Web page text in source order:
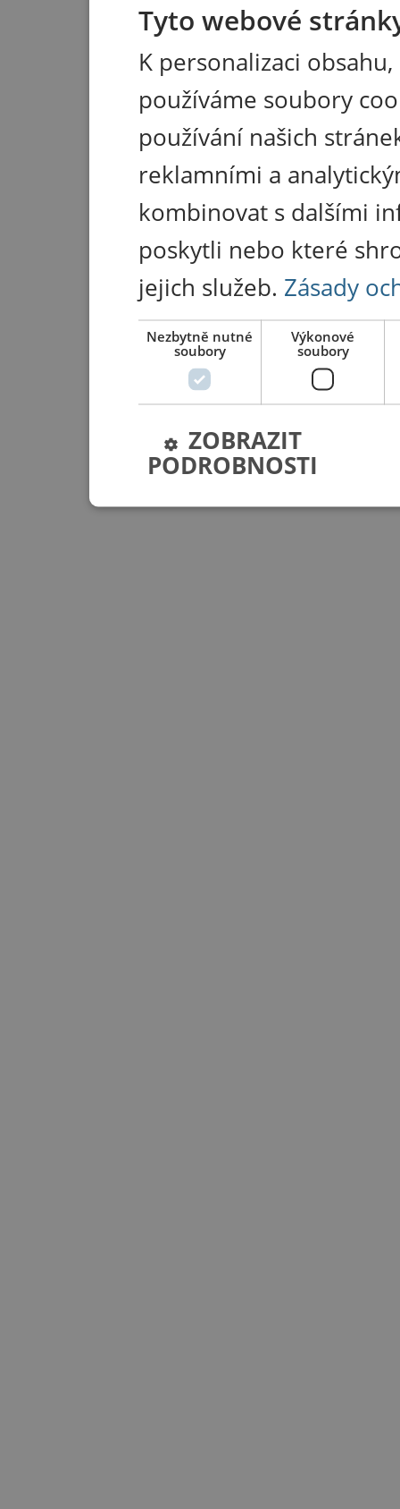
Tyto webové
K personalizaci
používáme soubory
používání našich
reklamními a
kombinovat s dalšími
poskytli nebo které
jejich služeb. Zásady
Nezbytně nutné
soubory
Výkonové
soubory
ZOBRAZIT
PODROBNOSTI